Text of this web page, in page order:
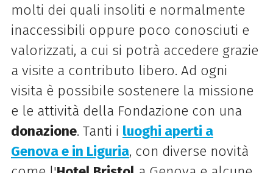
molti dei quali insoliti e normalmente
inaccessibili oppure poco conosciuti e
valorizzati, a cui si potrà accedere grazie
a visite a contributo libero. Ad ogni
visita è possibile sostenere la missione
e le attività della Fondazione con una
donazione. Tanti i luoghi aperti a
Genova e in Liguria, con diverse novità